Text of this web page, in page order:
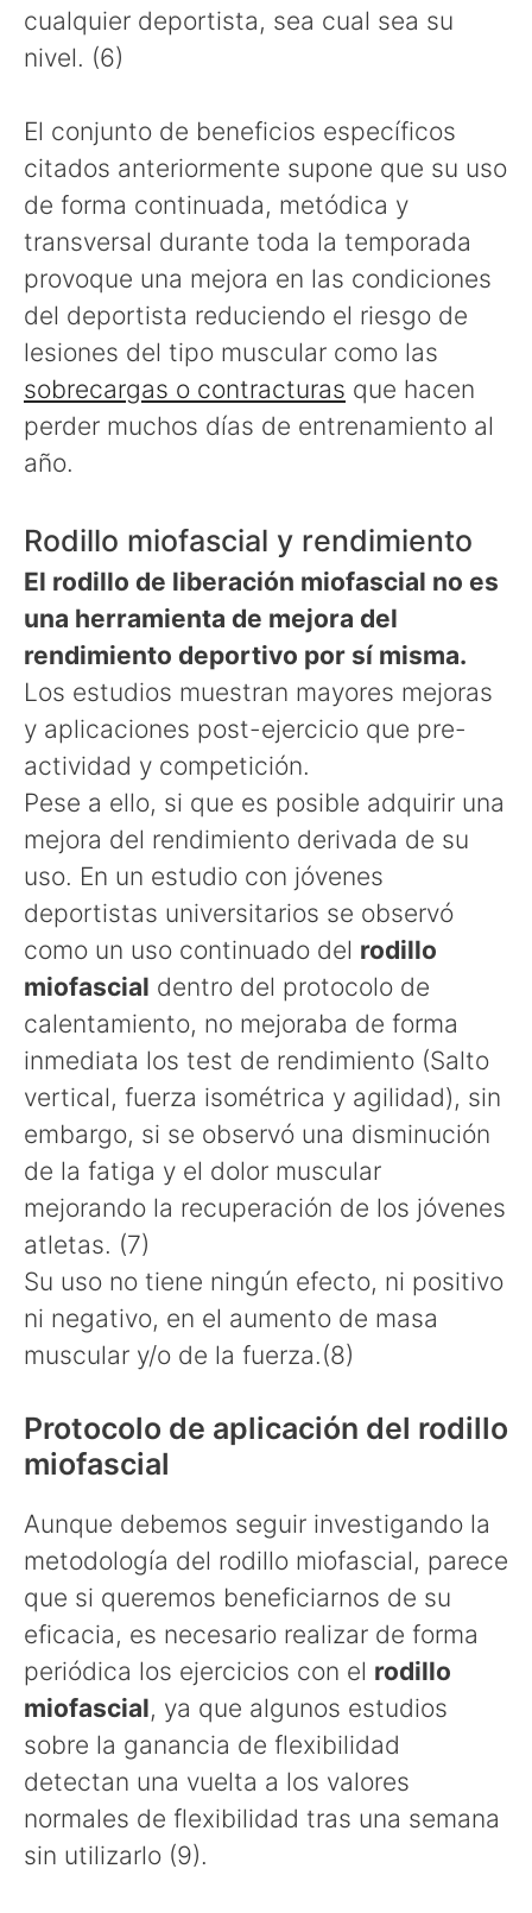
cualquier deportista, sea cual sea su
nivel. (6)
El conjunto de beneficios específicos
citados anteriormente supone que su uso
de forma continuada, metódica y
transversal durante toda la temporada
provoque una mejora en las condiciones
del deportista reduciendo el riesgo de
lesiones del tipo muscular como las
sobrecargas o contracturas que hacen
perder muchos días de entrenamiento al
año.
Rodillo miofascial y rendimiento
El rodillo de liberación miofascial no es
una herramienta de mejora del
rendimiento deportivo por sí misma.
Los estudios muestran mayores mejoras
y aplicaciones post-ejercicio que pre-
actividad y competición.
Pese a ello, si que es posible adquirir una
mejora del rendimiento derivada de su
uso. En un estudio con jóvenes
deportistas universitarios se observó
como un uso continuado del rodillo
miofascial dentro del protocolo de
calentamiento, no mejoraba de forma
inmediata los test de rendimiento (Salto
vertical, fuerza isométrica y agilidad), sin
embargo, si se observó una disminución
de la fatiga y el dolor muscular
mejorando la recuperación de los jóvenes
atletas. (7)
Su uso no tiene ningún efecto, ni positivo
ni negativo, en el aumento de masa
muscular y/o de la fuerza.(8)
Protocolo de aplicación del rodillo
miofascial
Aunque debemos seguir investigando la
metodología del rodillo miofascial, parece
que si queremos beneficiarnos de su
eficacia, es necesario realizar de forma
periódica los ejercicios con el rodillo
miofascial, ya que algunos estudios
sobre la ganancia de flexibilidad
detectan una vuelta a los valores
normales de flexibilidad tras una semana
sin utilizarlo (9).